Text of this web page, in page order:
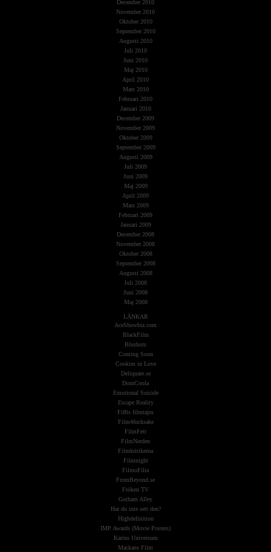
December 2010
November 2010
Oktober 2010
September 2010
Augusti 2010
Juli 2010
Juni 2010
Maj 2010
April 2010
Mars 2010
Februari 2010
Januari 2010
December 2009
November 2009
Oktober 2009
September 2009
Augusti 2009
Juli 2009
Juni 2009
Maj 2009
April 2009
Mars 2009
Februari 2009
Januari 2009
December 2008
November 2008
Oktober 2008
September 2008
Augusti 2008
Juli 2008
Juni 2008
Maj 2008
LÄNKAR
AceShowbiz.com
BlackFilm
Blushots
Coming Soon
Cookies in Love
Deliquate.se
DomCoola
Emotional Suicide
Escape Reality
Fiffis filmtajm
Film4fucksake
FilmFett
FilmNerden
Filmkritikerna
Filmnight
FilmoFilia
FromBeyond.se
Fröken TV
Gotham Alley
Har du inte sett den?
Highdefinition
IMP Awards (Movie Posters)
Karins Universum
Mackans Film